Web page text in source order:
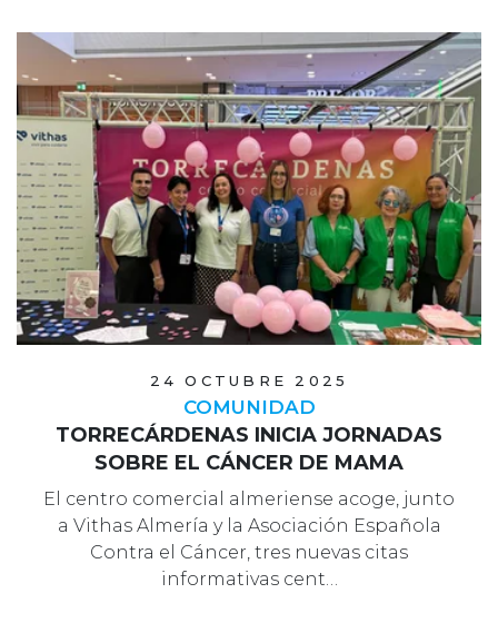
24 OCTUBRE 2025
COMUNIDAD
TORRECÁRDENAS INICIA JORNADAS
SOBRE EL CÁNCER DE MAMA
El centro comercial almeriense acoge, junto
a Vithas Almería y la Asociación Española
Contra el Cáncer, tres nuevas citas
informativas cent…